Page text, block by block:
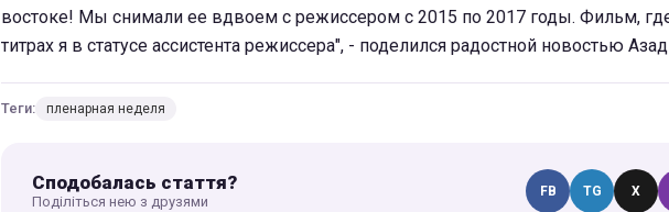
востоке! Мы снимали ее вдвоем с режиссером с 2015 по 2017 годы. Фильм,
титрах я в статусе ассистента режиссера", - поделился радостной новостью
Теги: пленарная неделя
Сподобалась стаття?
Поділіться нею з друзями
FB TG X